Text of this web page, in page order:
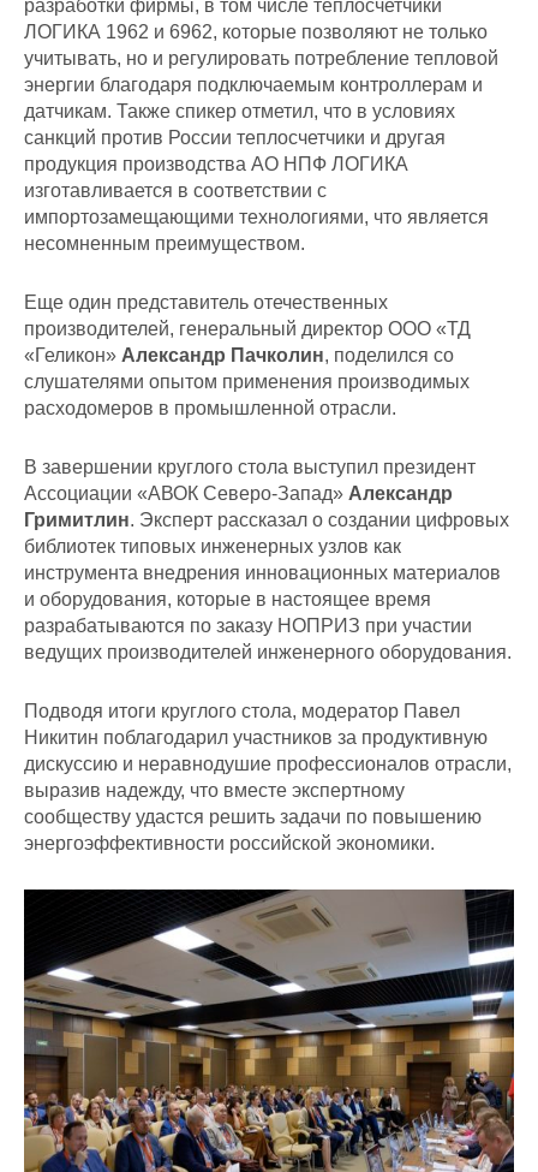
разработки фирмы, в том числе теплосчетчики
ЛОГИКА 1962 и 6962, которые позволяют не только
учитывать, но и регулировать потребление тепловой
энергии благодаря подключаемым контроллерам и
датчикам. Также спикер отметил, что в условиях
санкций против России теплосчетчики и другая
продукция производства АО НПФ ЛОГИКА
изготавливается в соответствии с
импортозамещающими технологиями, что является
несомненным преимуществом.
Еще один представитель отечественных
производителей, генеральный директор ООО «ТД
«Геликон» Александр Пачколин, поделился со
слушателями опытом применения производимых
расходомеров в промышленной отрасли.
В завершении круглого стола выступил президент
Ассоциации «АВОК Северо-Запад» Александр
Гримитлин. Эксперт рассказал о создании цифровых
библиотек типовых инженерных узлов как
инструмента внедрения инновационных материалов
и оборудования, которые в настоящее время
разрабатываются по заказу НОПРИЗ при участии
ведущих производителей инженерного оборудования.
Подводя итоги круглого стола, модератор Павел
Никитин поблагодарил участников за продуктивную
дискуссию и неравнодушие профессионалов отрасли,
выразив надежду, что вместе экспертному
сообществу удастся решить задачи по повышению
энергоэффективности российской экономики.